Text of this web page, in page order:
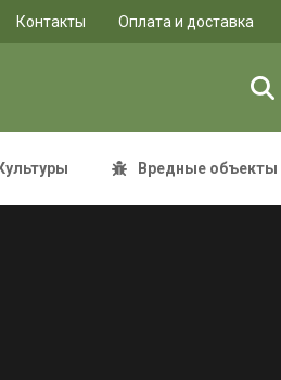
Контакты Оплата и доставка
Культуры Вредные объекты